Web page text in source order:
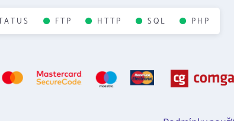
FTP HTTP SQL PHP